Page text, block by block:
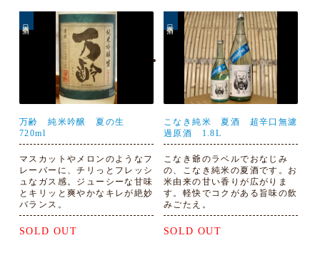
万齢 純米吟醸 夏の生
720ml
マスカットやメロンのようなフ
レーバーに、チリっとフレッシ
ュなガス感。ジューシーな甘味
とキリッと爽やかなキレが絶妙
バランス。
SOLD OUT
こなき純米 夏酒 超辛口無濾
過原酒 1.8L
こなき爺のラベルでおなじみ
の、こなき純米の夏酒です。お
米由来の甘い香りが広がりま
す。軽快でコクがある旨味の飲
みごたえ。
SOLD OUT